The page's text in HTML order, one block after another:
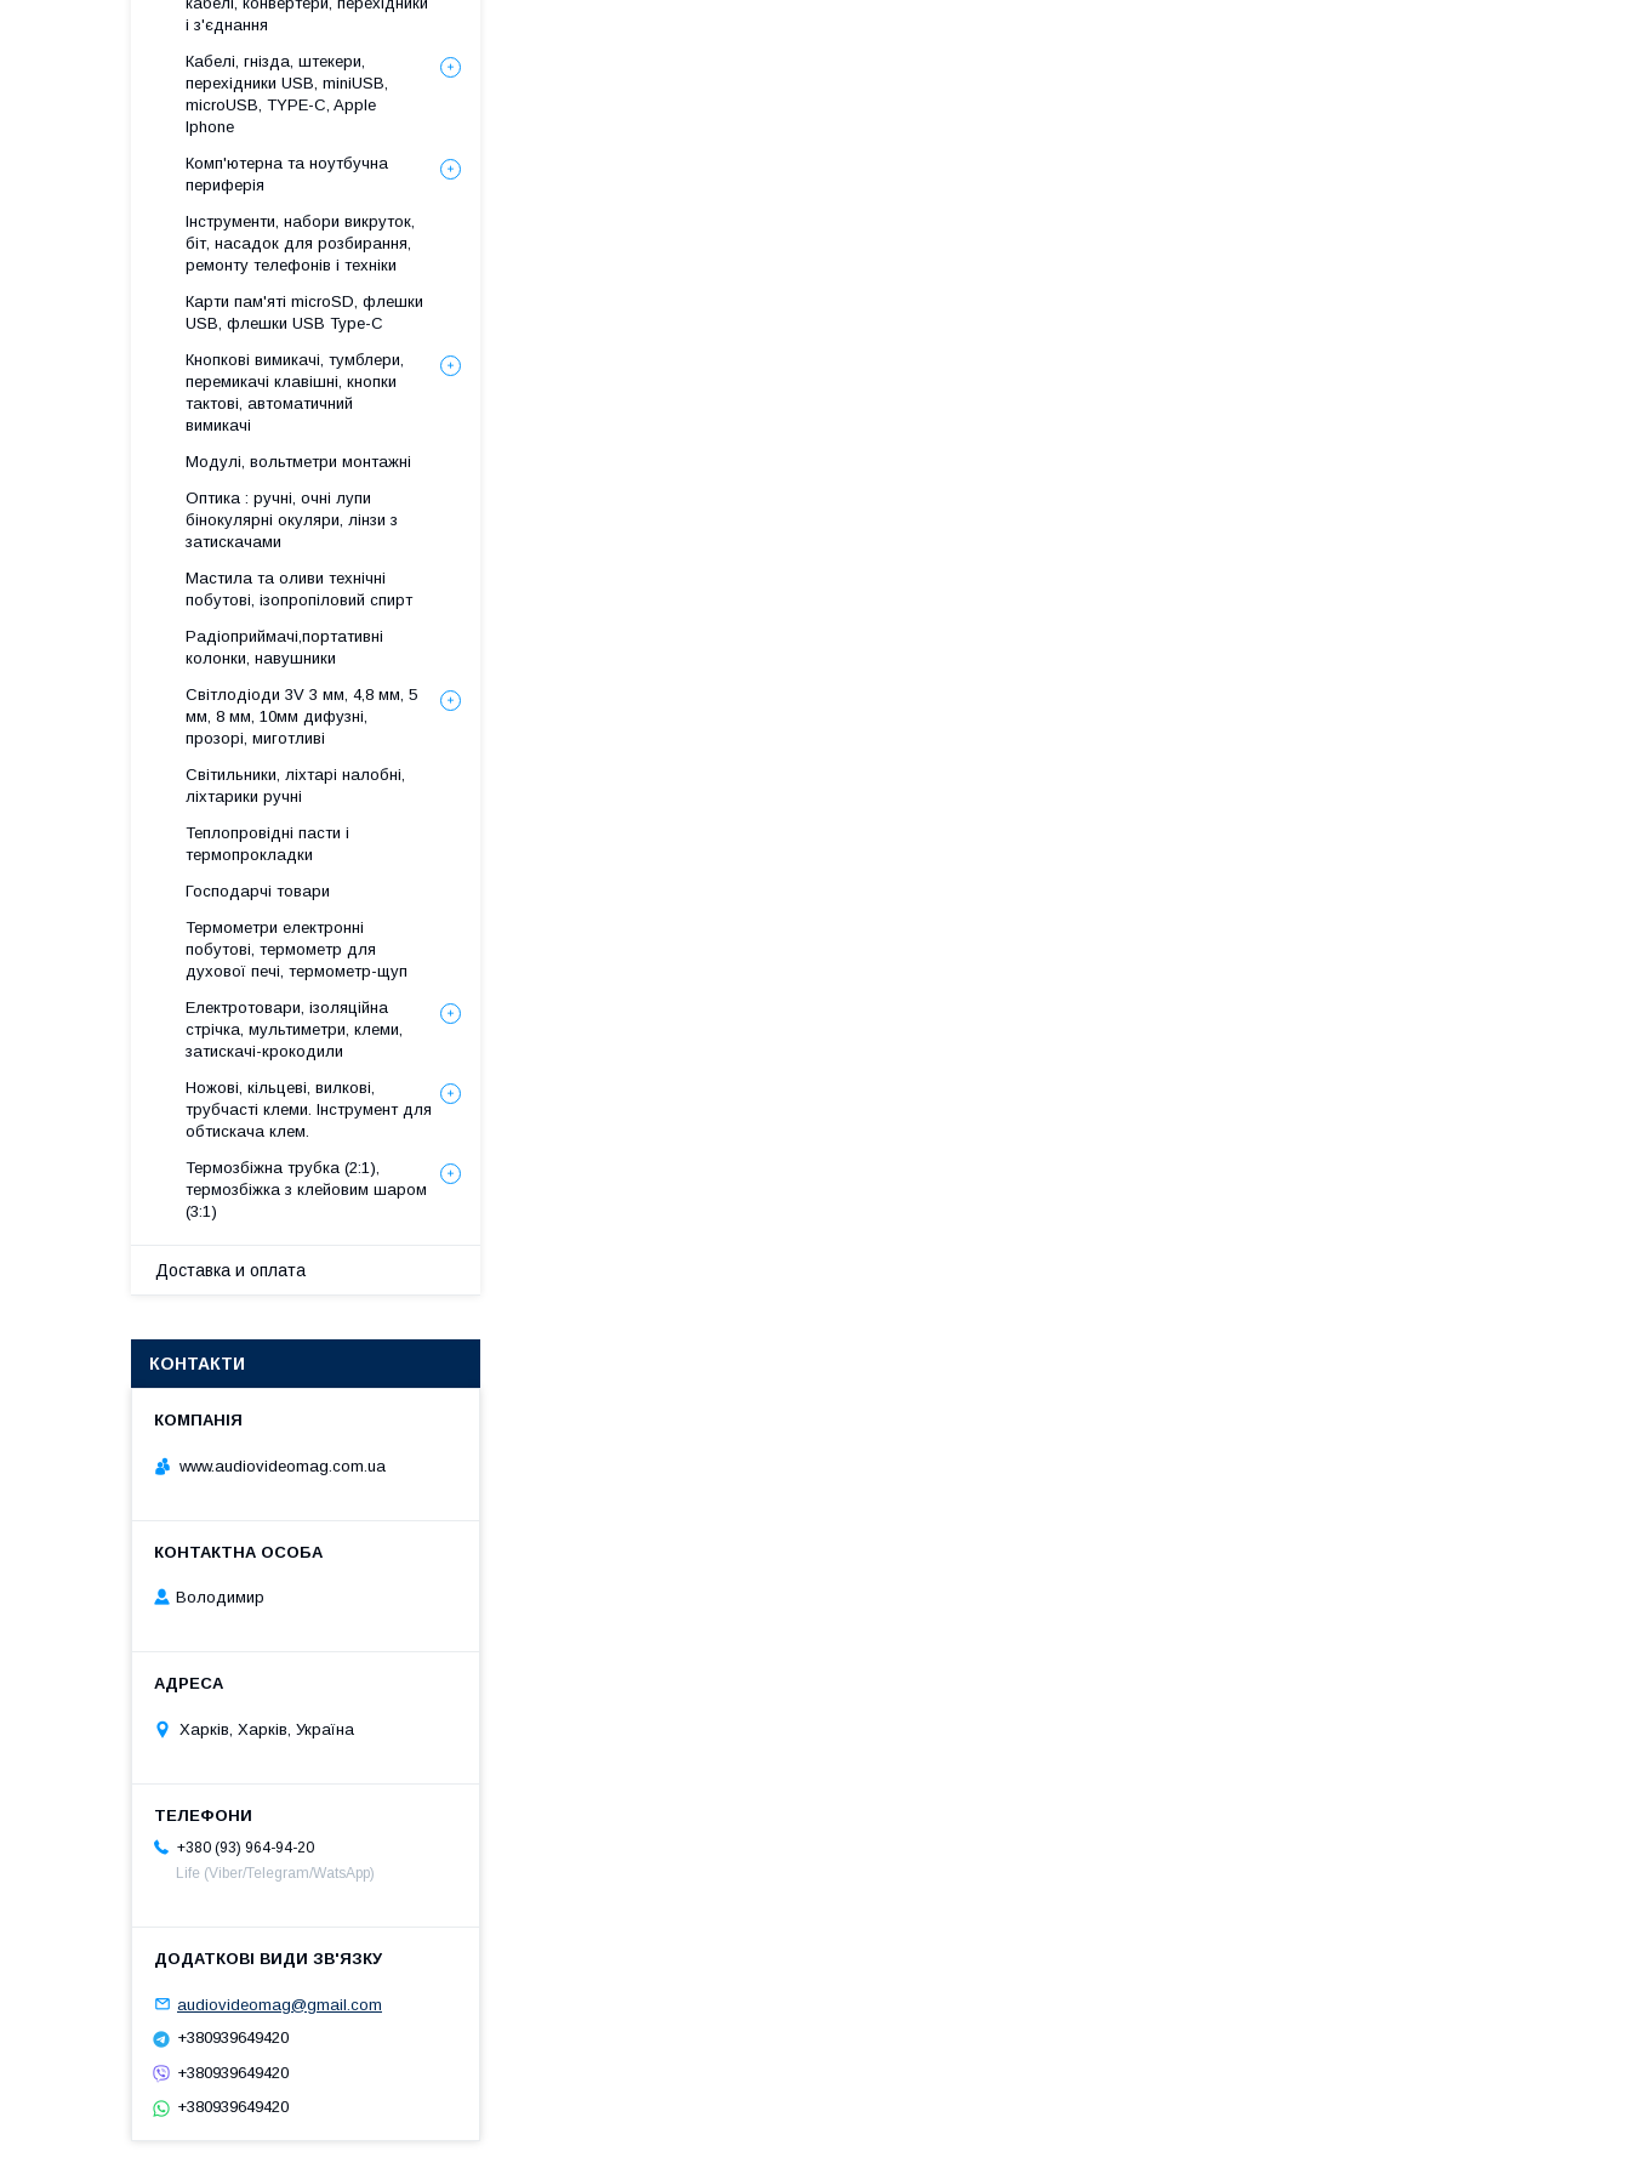
і з'єднання
Кабелі, гнізда, штекери,
перехідники USB, miniUSB,
microUSB, TYPE-C, Apple
Iphone
Комп'ютерна та ноутбучна
периферія
Інструменти, набори викруток,
біт, насадок для розбирання,
ремонту телефонів і техніки
Карти пам'яті microSD, флешки
USB, флешки USB Type-C
Кнопкові вимикачі, тумблери,
перемикачі клавішні, кнопки
тактові, автоматичний
вимикачі
Модулі, вольтметри монтажні
Оптика : ручні, очні лупи
бінокулярні окуляри, лінзи з
затискачами
Мастила та оливи технічні
побутові, ізопропіловий спирт
Радіоприймачі,портативні
колонки, навушники
Світлодіоди 3V 3 мм, 4,8 мм, 5
мм, 8 мм, 10мм дифузні,
прозорі, миготливі
Світильники, ліхтарі налобні,
ліхтарики ручні
Теплопровідні пасти і
термопрокладки
Господарчі товари
Термометри електронні
побутові, термометр для
духової печі, термометр-щуп
Електротовари, ізоляційна
стрічка, мультиметри, клеми,
затискачі-крокодили
Ножові, кільцеві, вилкові,
трубчасті клеми. Інструмент для
обтискача клем.
Термозбіжна трубка (2:1),
термозбіжка з клейовим шаром
(3:1)
Доставка и оплата
КОНТАКТИ
www.audiovideomag.com.ua
Володимир
Харків, Харків, Україна
+380 (93) 964-94-20
Life (Viber/Telegram/WatsApp)
audiovideomag@gmail.com
+380939649420
+380939649420
+380939649420